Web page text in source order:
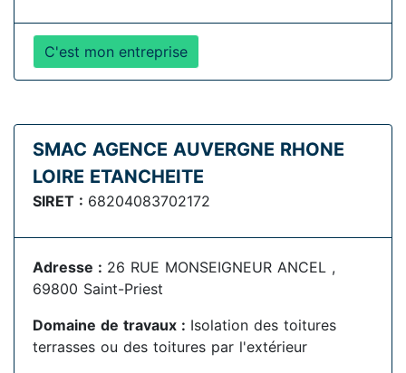
C'est mon entreprise
SMAC AGENCE AUVERGNE RHONE
LOIRE ETANCHEITE
SIRET : 68204083702172
Adresse : 26 RUE MONSEIGNEUR ANCEL ,
69800 Saint-Priest
Domaine de travaux : Isolation des toitures
terrasses ou des toitures par l'extérieur